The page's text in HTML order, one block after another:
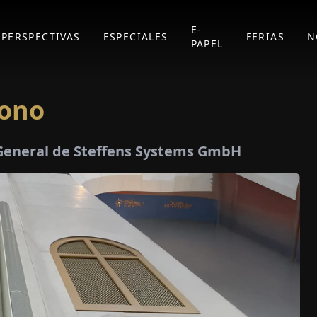
PERSPECTIVAS ESPECIALES
E-
PAPEL
FERIAS
de Steffens Systems GmbH